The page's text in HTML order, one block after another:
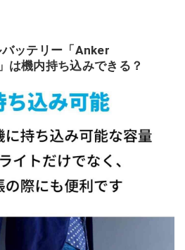
ッテリー「Anker
機内持ち込みできる？